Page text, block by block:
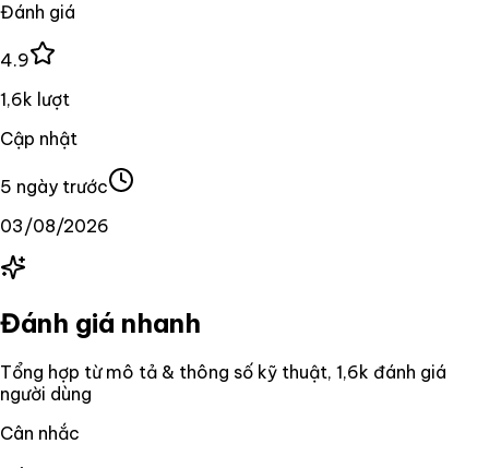
Đánh giá
4.9
1,6k lượt
Cập nhật
5 ngày trước
03/08/2026
Đánh giá nhanh
Tổng hợp từ mô tả & thông số kỹ thuật, 1,6k đánh giá
người dùng
Cân nhắc